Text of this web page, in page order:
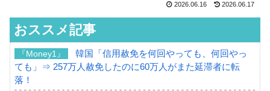
2026.06.16 2026.06.17
おススメ記事
『Money1』
韓国「信用赦免を何回やっても、何回やっ
ても」⇒ 257万人赦免したのに60万人がまた延滞者に転
落！